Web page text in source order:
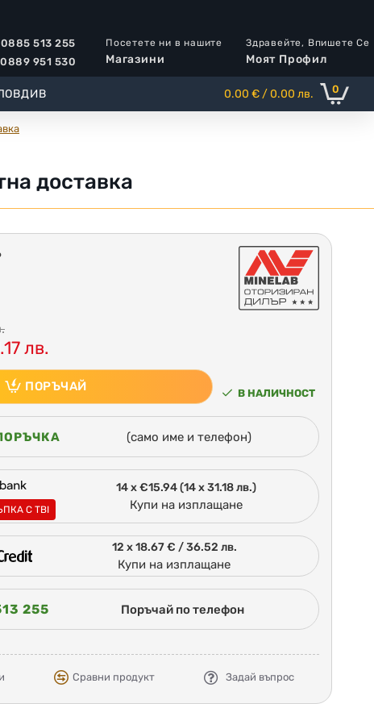
0885 513 255
0889 951 530
Посетете ни в нашите
Магазини
Здравейте, Впишете Се
Моят Профил
0.00 € / 0.00 лв. 0
доставка
лв.
ПОРЪЧАЙ В НАЛИЧНОСТ
(само име и телефон)
С TBI
14 x €15.94 (14 x 31.18 лв.)
Купи на изплащане
12 x 18.67 € / 36.52 лв.
Купи на изплащане
255 Поръчай по телефон
Задай въпрос
Сравни продукт